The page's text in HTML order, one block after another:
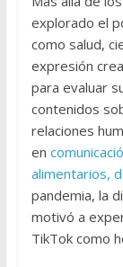
explorado el
como salud,
expresión
para evaluar
contenidos
relaciones
en
alimentarios,
pandemia, la
motivó a
TikTok como